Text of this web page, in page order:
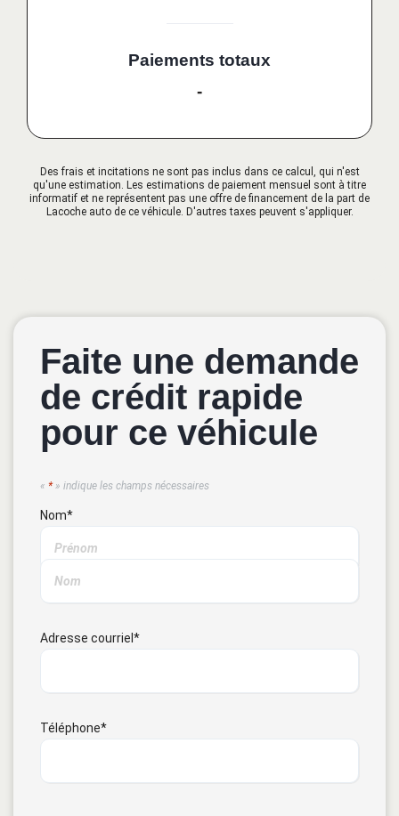
Paiements totaux
-
Des frais et incitations ne sont pas inclus dans ce calcul, qui n'est
qu'une estimation. Les estimations de paiement mensuel sont à titre
informatif et ne représentent pas une offre de financement de la part de
Lacoche auto de ce véhicule. D'autres taxes peuvent s'appliquer.
Faite une demande
de crédit rapide
pour ce véhicule
« *» indique les champs nécessaires
Nom*
Adresse courriel *
Téléphone*